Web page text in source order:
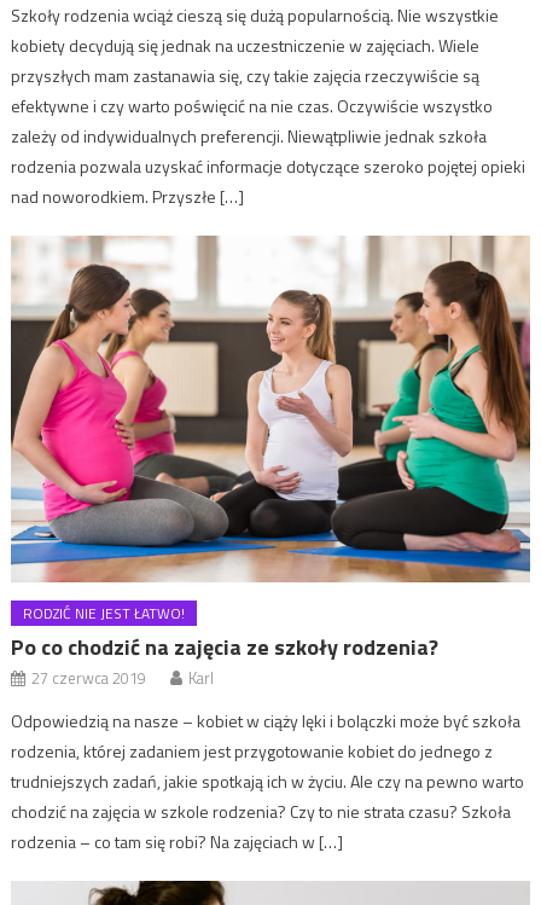
Szkoły rodzenia wciąż cieszą się dużą popularnością. Nie wszystkie
kobiety decydują się jednak na uczestniczenie w zajęciach. Wiele
przyszłych mam zastanawia się, czy takie zajęcia rzeczywiście są
efektywne i czy warto poświęcić na nie czas. Oczywiście wszystko
zależy od indywidualnych preferencji. Niewątpliwie jednak szkoła
rodzenia pozwala uzyskać informacje dotyczące szeroko pojętej opieki
nad noworodkiem. Przyszłe […]
RODZIĆ NIE JEST ŁATWO!
Po co chodzić na zajęcia ze szkoły rodzenia?
27 czerwca 2019 Karl
Odpowiedzią na nasze – kobiet w ciąży lęki i bolączki może być szkoła
rodzenia, której zadaniem jest przygotowanie kobiet do jednego z
trudniejszych zadań, jakie spotkają ich w życiu. Ale czy na pewno warto
chodzić na zajęcia w szkole rodzenia? Czy to nie strata czasu? Szkoła
rodzenia – co tam się robi? Na zajęciach w […]